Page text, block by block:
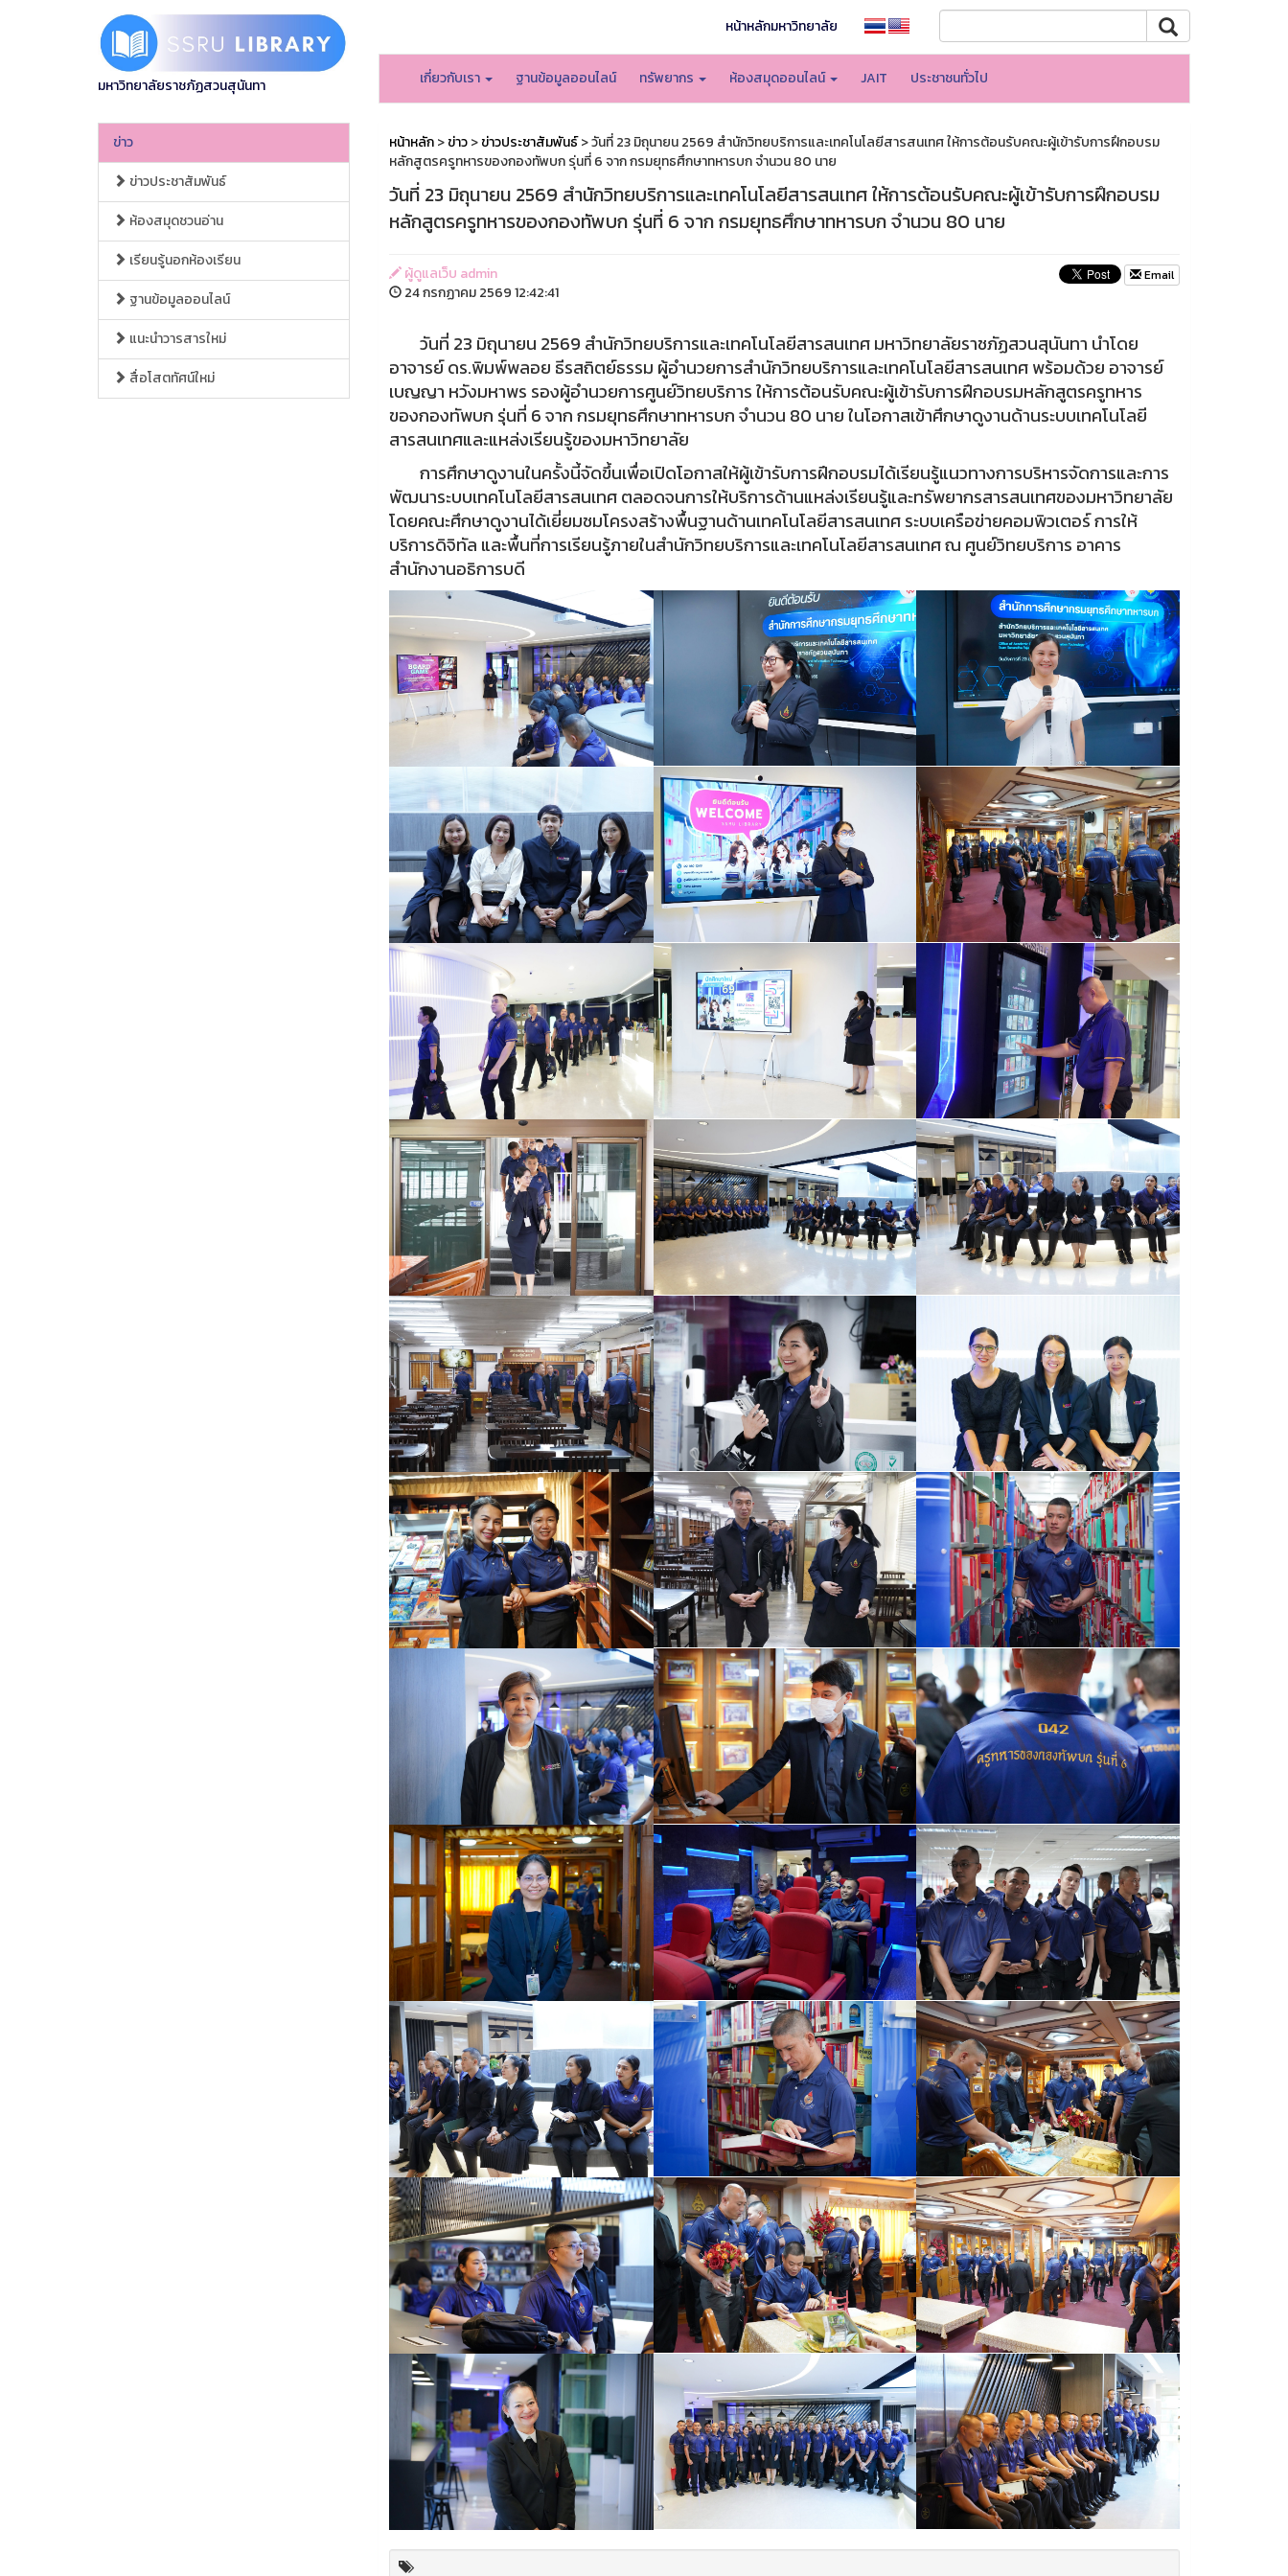
มหาวิทยาลัยราชภัฏสวนสุนันทา
หน้าหลักมหาวิทยาลัย
เกี่ยวกับเรา ฐานข้อมูลออนไลน์ ทรัพยากร ห้องสมุดออนไลน์ JAIT ประชาชนทั่วไป
ข่าว
ข่าวประชาสัมพันธ์
ห้องสมุดชวนอ่าน
เรียนรู้นอกห้องเรียน
ฐานข้อมูลออนไลน์
แนะนำวารสารใหม่
สื่อโสตทัศน์ใหม่
หน้าหลัก>ข่าว>ข่าวประชาสัมพันธ์> วันที่ 23 มิถุนายน 2569 สำนักวิทยบริการและเทคโนโลยีสารสนเทศ ให้การต้อนรับคณะผู้เข้ารับการฝึกอบรม
หลักสูตรครูทหารของกองทัพบก รุ่นที่ 6 จาก กรมยุทธศึกษาทหารบก จำนวน 80 นาย
วันที่ 23 มิถุนายน 2569 สำนักวิทยบริการและเทคโนโลยีสารสนเทศ ให้การต้อนรับคณะผู้เข้ารับการฝึกอบรม
หลักสูตรครูทหารของกองทัพบก รุ่นที่ 6 จาก กรมยุทธศึกษาทหารบก จำนวน 80 นาย
ผู้ดูแลเว็บ admin
24 กรกฏาคม 2569 12:42:41
Email
วันที่ 23 มิถุนายน 2569 สำนักวิทยบริการและเทคโนโลยีสารสนเทศ มหาวิทยาลัยราชภัฏสวนสุนันทา นำโดย
อาจารย์ ดร.พิมพ์พลอย ธีรสถิตย์ธรรม ผู้อำนวยการสำนักวิทยบริการและเทคโนโลยีสารสนเทศ พร้อมด้วย อาจารย์
เบญญา หวังมหาพร รองผู้อำนวยการศูนย์วิทยบริการ ให้การต้อนรับคณะผู้เข้ารับการฝึกอบรมหลักสูตรครูทหาร
ของกองทัพบก รุ่นที่ 6 จาก กรมยุทธศึกษาทหารบก จำนวน 80 นาย ในโอกาสเข้าศึกษาดูงานด้านระบบเทคโนโลยี
สารสนเทศและแหล่งเรียนรู้ของมหาวิทยาลัย
การศึกษาดูงานในครั้งนี้จัดขึ้นเพื่อเปิดโอกาสให้ผู้เข้ารับการฝึกอบรมได้เรียนรู้แนวทางการบริหารจัดการและการ
พัฒนาระบบเทคโนโลยีสารสนเทศ ตลอดจนการให้บริการด้านแหล่งเรียนรู้และทรัพยากรสารสนเทศของมหาวิทยาลัย
โดยคณะศึกษาดูงานได้เยี่ยมชมโครงสร้างพื้นฐานด้านเทคโนโลยีสารสนเทศ ระบบเครือข่ายคอมพิวเตอร์ การให้
บริการดิจิทัล และพื้นที่การเรียนรู้ภายในสำนักวิทยบริการและเทคโนโลยีสารสนเทศ ณ ศูนย์วิทยบริการ อาคาร
สำนักงานอธิการบดี